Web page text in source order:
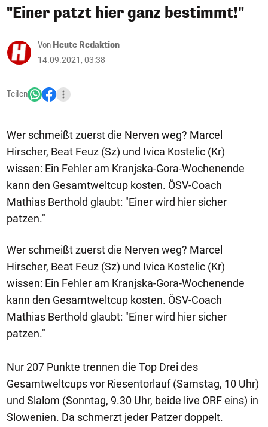
"Einer patzt hier ganz bestimmt!"
Von Heute Redaktion
14.09.2021, 03:38
Teilen
Wer schmeißt zuerst die Nerven weg? Marcel
Hirscher, Beat Feuz (Sz) und Ivica Kostelic (Kr)
wissen: Ein Fehler am Kranjska-Gora-Wochenende
kann den Gesamtweltcup kosten. ÖSV-Coach
Mathias Berthold glaubt: "Einer wird hier sicher
patzen."
Wer schmeißt zuerst die Nerven weg? Marcel
Hirscher, Beat Feuz (Sz) und Ivica Kostelic (Kr)
wissen: Ein Fehler am Kranjska-Gora-Wochenende
kann den Gesamtweltcup kosten. ÖSV-Coach
Mathias Berthold glaubt: "Einer wird hier sicher
patzen."
Nur 207 Punkte trennen die Top Drei des
Gesamtweltcups vor Riesentorlauf (Samstag, 10 Uhr)
und Slalom (Sonntag, 9.30 Uhr, beide live ORF eins) in
Slowenien. Da schmerzt jeder Patzer doppelt.